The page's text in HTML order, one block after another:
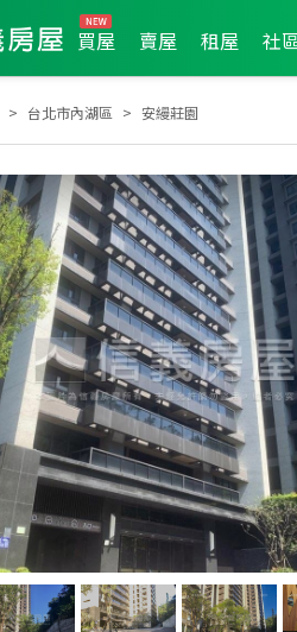
買屋 賣屋 租屋 社
台北市內湖區 安縵莊園
2025年4月區成件TOP3 2025年3月區成件